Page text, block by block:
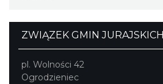
ZWIĄZEK GMIN JURAJSKICH
pl. Wolności 42
Ogrodzieniec